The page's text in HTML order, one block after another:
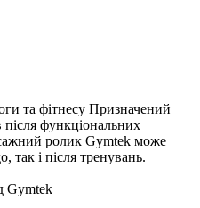
та фітнесу Призначений
після функціональних
ролик Gymtek може
так і після тренувань.
Gymtek